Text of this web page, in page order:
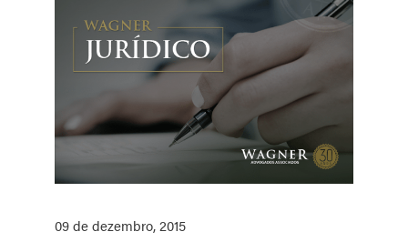
09 de dezembro, 2015